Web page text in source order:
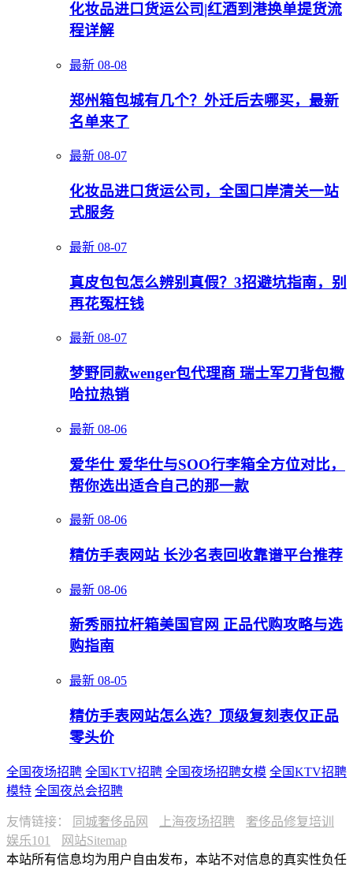
化妆品进口货运公司|红酒到港换单提货流
程详解
最新 08-08
郑州箱包城有几个？外迁后去哪买，最新
名单来了
最新 08-07
化妆品进口货运公司，全国口岸清关一站
式服务
最新 08-07
真皮包包怎么辨别真假？3招避坑指南，别
再花冤枉钱
最新 08-07
梦野同款wenger包代理商 瑞士军刀背包撒
哈拉热销
最新 08-06
爱华仕 爱华仕与SOO行李箱全方位对比，
帮你选出适合自己的那一款
最新 08-06
精仿手表网站 长沙名表回收靠谱平台推荐
最新 08-06
新秀丽拉杆箱美国官网 正品代购攻略与选
购指南
最新 08-05
精仿手表网站怎么选？顶级复刻表仅正品
零头价
全国夜场招聘 全国KTV招聘 全国夜场招聘女模 全国KTV招聘
模特 全国夜总会招聘
友情链接： 同城奢侈品网 上海夜场招聘
奢侈品修复培训
娱乐101
网站Sitemap
本站所有信息均为用户自由发布，本站不对信息的真实性负任